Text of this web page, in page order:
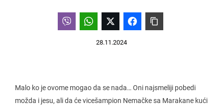
28.11.2024
Malo ko je ovome mogao da se nada… Oni najsmeliji pobedi
možda i jesu, ali da će vicešampion Nemačke sa Marakane kući